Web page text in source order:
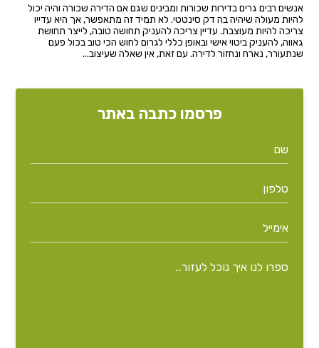
אנשים רבים גרים בדירות שכורות ומבינים שגם אם הדירה שכורה והיה יכול
להיות מעולה שיהיה בה דק סינטטי. לא תמיד זה מתאפשר, אך היא עדייו
צריכה להיות מעוצבת. עדיין צריכה להעניק תחושה טובה, לייצר תחושת
גאווה, להעניק ביטוי אישי ובאופן כללי לגרום לחוש הכי טוב בכול פעם
שנתעורר, נארח ונחזור לדירה. עם זאת, אין שאלה שעיצוב...
פרסמו כתבה באתר